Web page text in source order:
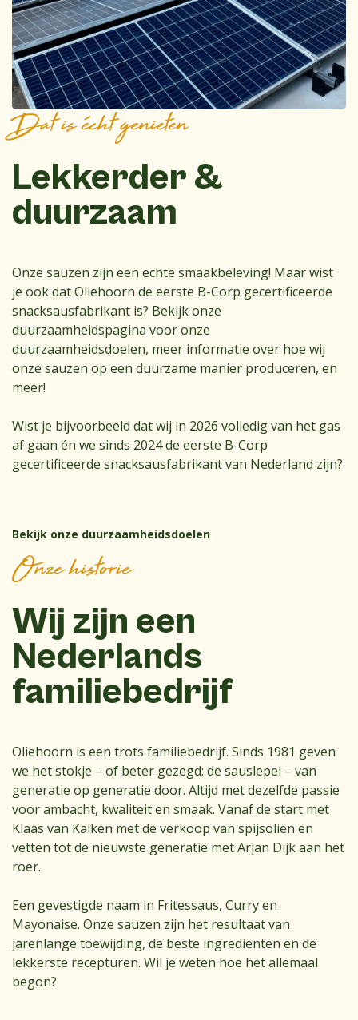
Dat is écht genieten
Lekkerder &
duurzaam
Onze sauzen zijn een echte smaakbeleving! Maar wist
je ook dat Oliehoorn de eerste B-Corp gecertificeerde
snacksausfabrikant is? Bekijk onze
duurzaamheidspagina voor onze
duurzaamheidsdoelen, meer informatie over hoe wij
onze sauzen op een duurzame manier produceren, en
meer!
Wist je bijvoorbeeld dat wij in 2026 volledig van het gas
af gaan én we sinds 2024 de eerste B-Corp
gecertificeerde snacksausfabrikant van Nederland zijn?
Bekijk onze duurzaamheidsdoelen
Onze historie
Wij zijn een
Nederlands
familiebedrijf
Oliehoorn is een trots familiebedrijf. Sinds 1981 geven
we het stokje – of beter gezegd: de sauslepel – van
generatie op generatie door. Altijd met dezelfde passie
voor ambacht, kwaliteit en smaak. Vanaf de start met
Klaas van Kalken met de verkoop van spijsoliën en
vetten tot de nieuwste generatie met Arjan Dijk aan het
roer.
Een gevestigde naam in Fritessaus, Curry en
Mayonaise. Onze sauzen zijn het resultaat van
jarenlange toewijding, de beste ingrediënten en de
lekkerste recepturen. Wil je weten hoe het allemaal
begon?